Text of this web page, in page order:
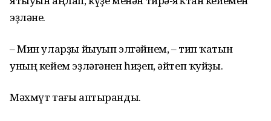
эҙләне.
– Мин уларҙы йыуып элгәйнем, – тип ҡатын
уның кейем эҙләгәнен һиҙеп, әйтеп ҡуйҙы.
Мәхмүт тағы аптыранды.